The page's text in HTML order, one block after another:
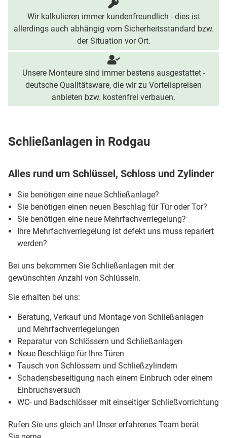
Wir kalkulieren immer kundenfreundlich - dies ist
allerdings auch abhängig vom Sicherheitsstandard bzw.
der Situation vor Ort.
Unsere Monteure sind immer bestens ausgestattet -
deutsche Qualitätsware, die wir zu Vorteilspreisen
anbieten bzw. kostenfrei verbauen.
Schließanlagen in Rodgau
Alles rund um Schlüssel, Schloss und Zylinder
Sie benötigen eine neue Schließanlage?
Sie benötigen einen neuen Beschlag für Tür oder Tor?
Sie benötigen eine neue Mehrfachverriegelung?
Ihre Mehrfachverriegelung ist defekt uns muss repariert
werden?
Bei uns bekommen Sie Schließanlagen mit der
gewünschten Anzahl von Schlüsseln.
Sie erhalten bei uns:
Beratung, Verkauf und Montage von Schließanlagen
und Mehrfachverriegelungen
Reparatur von Schlössern und Schließanlagen
Neue Beschläge für Ihre Türen
Tausch von Schlössern und Schließzylindern
Schadensbeseitigung nach einem Einbruch oder einem
Einbruchsversuch
WC- und Badschlösser mit einseitiger Schließvorrichtung
Rufen Sie uns gleich an! Unser erfahrenes Team berät